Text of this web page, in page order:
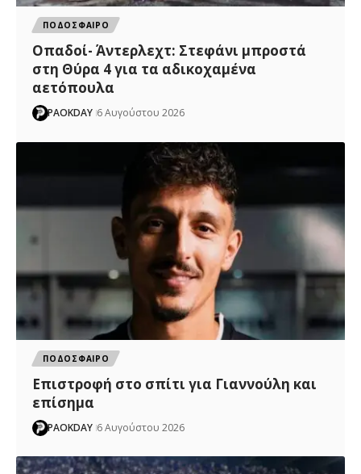
ΠΟΔΟΣΦΑΙΡΟ
Οπαδοί- Άντερλεχτ: Στεφάνι μπροστά
στη Θύρα 4 για τα αδικοχαμένα
αετόπουλα
PAOKDAY 6 Αυγούστου 2026
ΠΟΔΟΣΦΑΙΡΟ
Επιστροφή στο σπίτι για Γιαννούλη και
επίσημα
PAOKDAY 6 Αυγούστου 2026